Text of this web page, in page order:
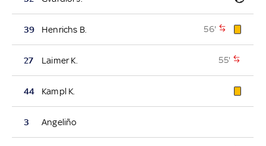
39 Henrichs B. 56'
27 Laimer K. 55'
44 Kampl K.
3 Angeliño